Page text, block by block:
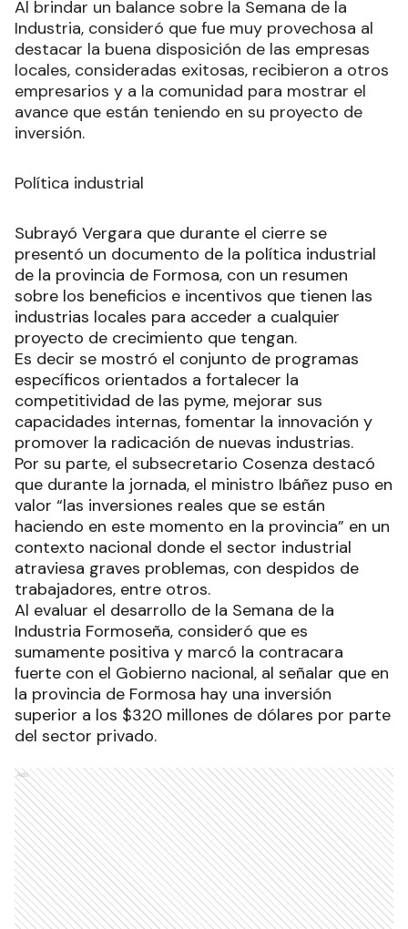
Al brindar un balance sobre la Semana de la
Industria, consideró que fue muy provechosa al
destacar la buena disposición de las empresas
locales, consideradas exitosas, recibieron a otros
empresarios y a la comunidad para mostrar el
avance que están teniendo en su proyecto de
inversión.
Política industrial
Subrayó Vergara que durante el cierre se
presentó un documento de la política industrial
de la provincia de Formosa, con un resumen
sobre los beneficios e incentivos que tienen las
industrias locales para acceder a cualquier
proyecto de crecimiento que tengan.
Es decir se mostró el conjunto de programas
específicos orientados a fortalecer la
competitividad de las pyme, mejorar sus
capacidades internas, fomentar la innovación y
promover la radicación de nuevas industrias.
Por su parte, el subsecretario Cosenza destacó
que durante la jornada, el ministro Ibáñez puso en
valor “las inversiones reales que se están
haciendo en este momento en la provincia” en un
contexto nacional donde el sector industrial
atraviesa graves problemas, con despidos de
trabajadores, entre otros.
Al evaluar el desarrollo de la Semana de la
Industria Formoseña, consideró que es
sumamente positiva y marcó la contracara
fuerte con el Gobierno nacional, al señalar que en
la provincia de Formosa hay una inversión
superior a los $320 millones de dólares por parte
del sector privado.
Ads